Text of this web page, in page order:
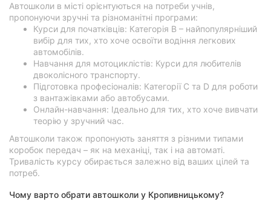
Автошколи в місті орієнтуються на потреби учнів,
пропонуючи зручні та різноманітні програми:
Курси для початківців: Категорія B – найпопулярніший
вибір для тих, хто хоче освоїти водіння легкових
автомобілів.
Навчання для мотоциклістів: Курси для любителів
двоколісного транспорту.
Підготовка професіоналів: Категорії C та D для роботи
з вантажівками або автобусами.
Онлайн-навчання: Ідеально для тих, хто хоче вивчати
теорію у зручний час.
Автошколи також пропонують заняття з різними типами
коробок передач – як на механіці, так і на автоматі.
Тривалість курсу обирається залежно від ваших цілей та
потреб.
Чому варто обрати автошколи у Кропивницькому?